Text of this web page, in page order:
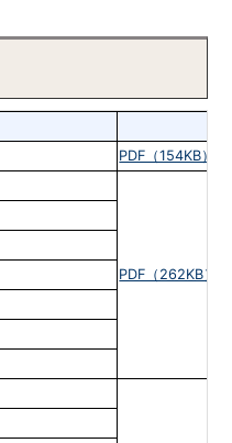
PDF（154KB）
PDF（262KB）